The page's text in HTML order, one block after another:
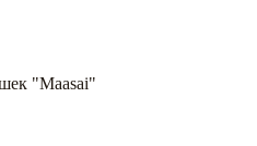
"Maasai"